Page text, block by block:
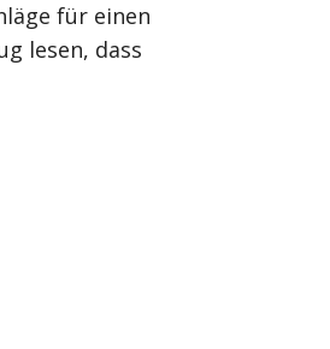
für einen
lesen, dass